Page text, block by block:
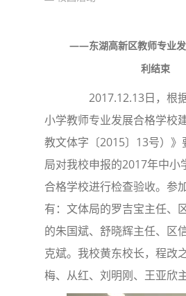
——东湖高新区教师专业
利结束
2017.12.13日，根
小学教师专业发展合格学校
教文体字〔2015〕13号）》
局对我校申报的2017年中小
合格学校进行检查验收。参
有：文体局的罗吉宝主任、
的朱国斌、舒晓辉主任、区
克斌。我校黄东校长，程改
梅、从红、刘明刚、王亚欣